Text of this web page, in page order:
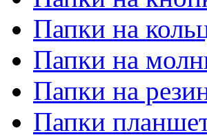
Папки на
Папки на
Папки на
Папки